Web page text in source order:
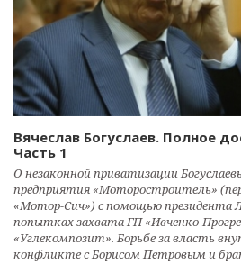
Вячеслав Богуслаев. Полное
Часть 1
О незаконной приватизации
предприятия «Моторостроитель»
«Мотор-Сич») с помощью президента
попытках захвата ГП «Ивченко-
«Углекомпозит». Борьбе за власть
конфликте с Борисом Петровым и